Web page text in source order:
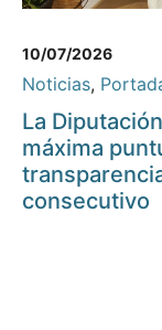
10/07/2026
Noticias,
La
máxima
consecutivo